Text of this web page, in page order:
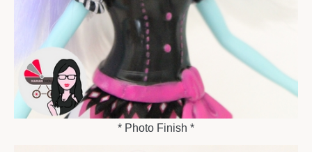
* Photo Finish *